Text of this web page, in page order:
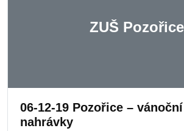
ZUŠ Pozořice
06-12-19 Pozořice –
nahrávky